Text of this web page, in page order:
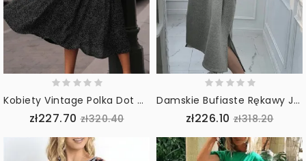
Kobiety Vintage Polka Dot Drukowanie Wiązane Big Swing Casual Sukienka Z Długim Rękawem
zł227.70 zł320.40
Damskie Bufiaste Rękawy Jednolity Kolor Podzielone Boczne Kieszenie Z Kapturem Maxi Długość Luźne Sukienki Midi Ze Sznurkiem
zł226.10 zł318.20